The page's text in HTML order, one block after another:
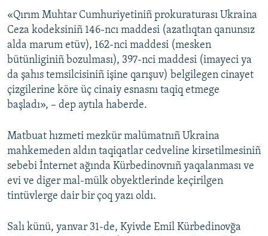
«Qırım Muhtar Cumhuriyetiniñ prokuraturası Ukraina
Ceza kodeksiniñ 146-ncı maddesi (azatlıqtan qanunsız
alda marum etüv), 162-nci maddesi (mesken
bütünliginiñ bozulması), 397-nci maddesi (imayeci ya
da şahıs temsilcisiniñ işine qarışuv) belgilegen cinayet
çizgilerine köre üç cinaiy esnasnı taqiq etmege
başladı», – dep aytıla haberde.
Matbuat hızmeti mezkür malümatnıñ Ukraina
mahkemeden aldın taqiqatlar cedveline kirsetilmesiniñ
sebebi İnternet ağında Kürbedinovnıñ yaqalanması ve
evi ve diger mal-mülk obyektlerinde keçirilgen
tintüvlerge dair bir çoq yazı oldı.
Salı künü, yanvar 31-de, Kyivde Emil Kürbedinovğa